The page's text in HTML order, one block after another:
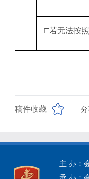
□若无法按
稿件收藏
主 办：